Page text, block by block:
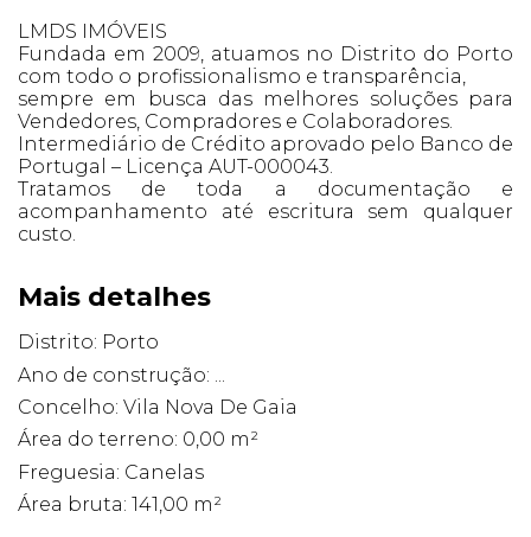
LMDS IMÓVEIS
Fundada em 2009, atuamos no Distrito do Porto
com todo o profissionalismo e transparência,
sempre em busca das melhores soluções para
Vendedores, Compradores e Colaboradores.
Intermediário de Crédito aprovado pelo Banco de
Portugal – Licença AUT-000043.
Tratamos de toda a documentação e
acompanhamento até escritura sem qualquer
custo.
Mais detalhes
Distrito: Porto
Ano de construção: ...
Concelho: Vila Nova De Gaia
Área do terreno: 0,00 m²
Freguesia: Canelas
Área bruta: 141,00 m²